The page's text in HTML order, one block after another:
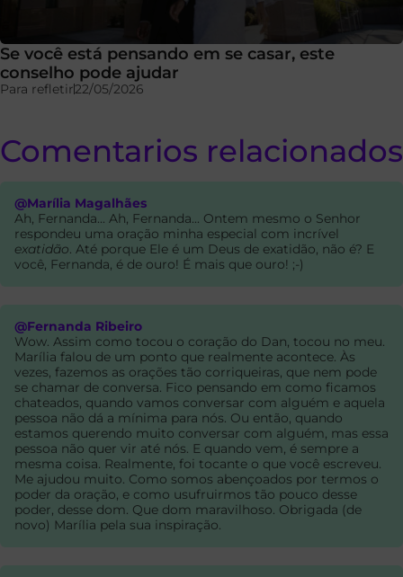
Se você está pensando em se casar, este
conselho pode ajudar
Para refletir22/05/2026
Comentarios relacionados
@Marília Magalhães
Ah, Fernanda... Ah, Fernanda... Ontem mesmo o Senhor
respondeu uma oração minha especial com incrível
exatidão. Até porque Ele é um Deus de exatidão, não é? E
você, Fernanda, é de ouro! É mais que ouro! ;-)
@Fernanda Ribeiro
Wow. Assim como tocou o coração do Dan, tocou no meu.
Marília falou de um ponto que realmente acontece. Às
vezes, fazemos as orações tão corriqueiras, que nem pode
se chamar de conversa. Fico pensando em como ficamos
chateados, quando vamos conversar com alguém e aquela
pessoa não dá a mínima para nós. Ou então, quando
estamos querendo muito conversar com alguém, mas essa
pessoa não quer vir até nós. E quando vem, é sempre a
mesma coisa. Realmente, foi tocante o que você escreveu.
Me ajudou muito. Como somos abençoados por termos o
poder da oração, e como usufruirmos tão pouco desse
poder, desse dom. Que dom maravilhoso. Obrigada (de
novo) Marília pela sua inspiração.